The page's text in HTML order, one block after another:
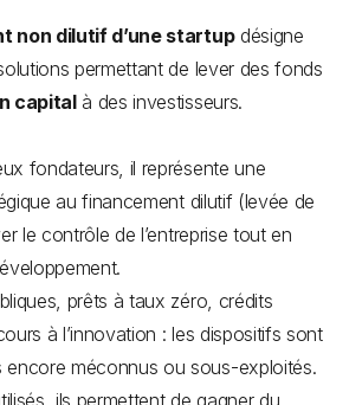
non dilutif d’une startupdésigne
permettant de lever des fonds
capitalà des investisseurs.
fondateurs, il représente une
au financement dilutif (levée de
le contrôle de l’entreprise tout en
prêts à taux zéro, crédits
à l’innovation : les dispositifs sont
encore méconnus ou sous-exploités.
ils permettent de gagner du